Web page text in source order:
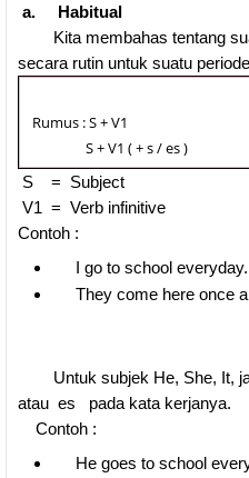
a. Habitual
Kita membahas tentang
secara rutin untuk suatu
Rumus : S + V1
S + V1 ( + s / es )
S = Subject
V1 = Verb infinitive
Contoh :
I go to school everyday.
They come here once
Untuk subjek He, She, It,
atau es pada kata kerjanya.
:
He goes to school